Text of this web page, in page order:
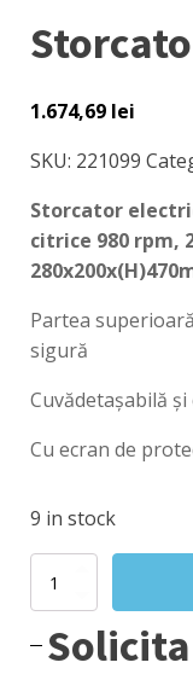
1.674,69 lei
SKU: 221099
Storcator
citrice 980 rpm,
Partea
sigură
Cuvădetașabilă
Cu ecran de
9 in stock
Storcator
quantity